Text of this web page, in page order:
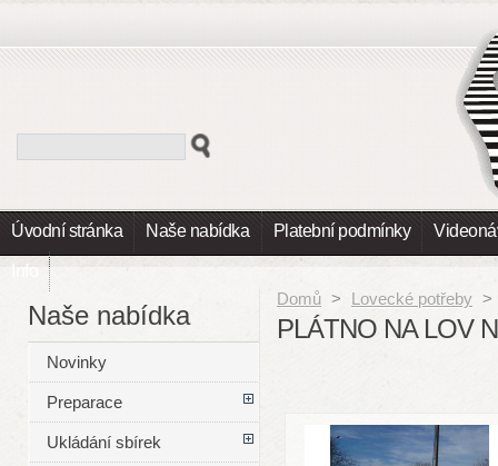
Úvodní stránka Naše nabídka Platební podmínky
Info
Domů > Lovecké potřeby >
PLÁTNO NA LOV
Naše nabídka
Novinky
Preparace
Ukládání sbírek